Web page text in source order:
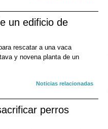
un edificio de
rescatar a una vaca
y novena planta de un
Noticias relacionadas
perros